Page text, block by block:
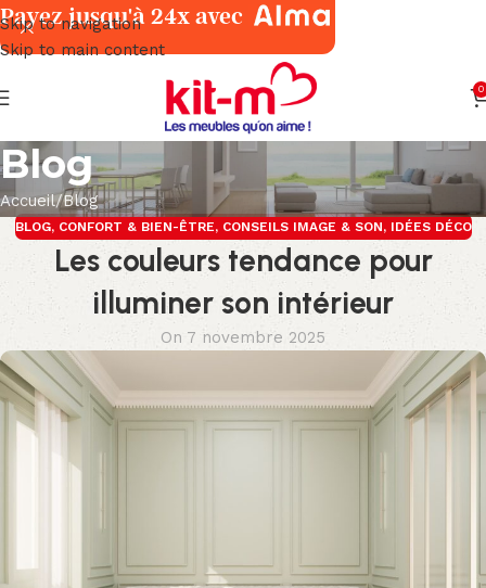
Skip to navigation
Skip to main content
0
Blog
Accueil Blog
BLOG, CONFORT & BIEN-ÊTRE, CONSEILS IMAGE & SON, IDÉES DÉCO
Les couleurs tendance pour
illuminer son intérieur
On 7 novembre 2025
Payez jusqu'à 24x avec